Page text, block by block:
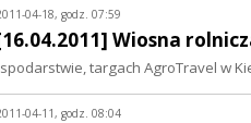
04-18, godz. 07:59
Wiosna
targach AgroTravel w
04-11, godz. 08:04